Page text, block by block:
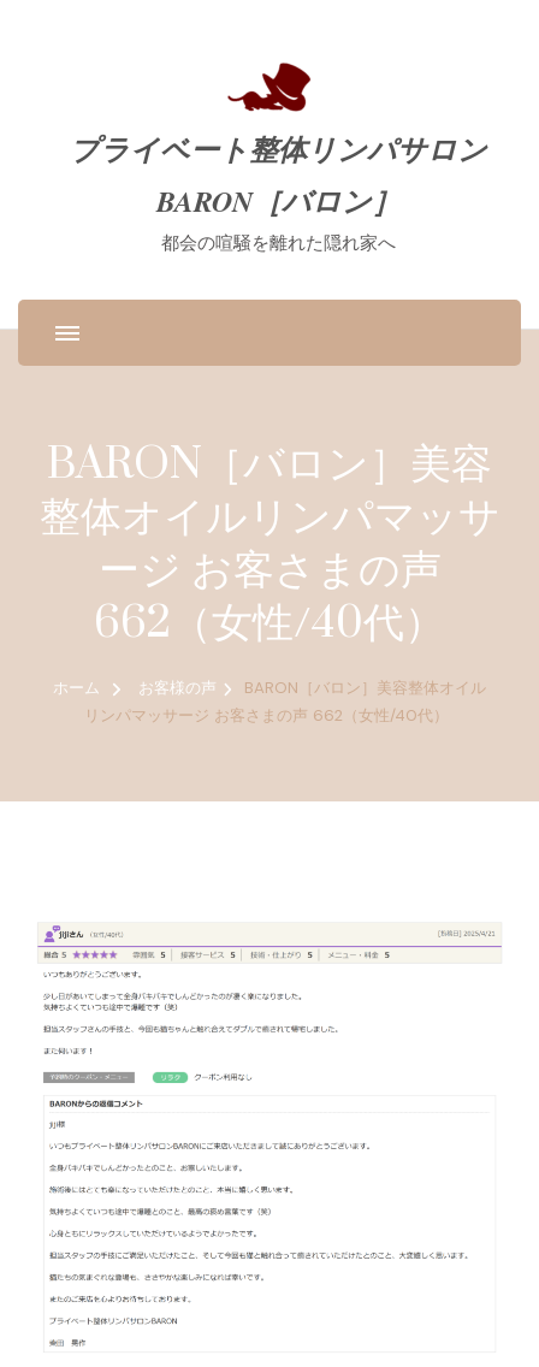
プライベート整体リンパサロン
BARON［バロン］
都会の喧騒を離れた隠れ家へ
BARON［バロン］美容
整体オイルリンパマッサ
ージ お客さまの声
662（女性/40代）
ホーム お客様の声
BARON［バロン］美容整体オイル
リンパマッサージ お客さまの声 662（女性/40代）